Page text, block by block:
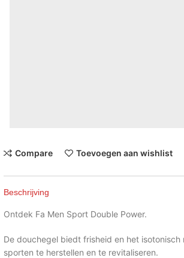
Compare Toevoegen aan wishlist
Beschrijving
Ontdek Fa Men Sport Double Power.
De douchegel biedt frisheid en het
sporten te herstellen en te revitaliseren.